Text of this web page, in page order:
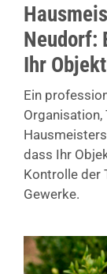
Neudorf:
Ihr Objekt
Ein
Organisation,
dass Ihr
Kontrolle der
Gewerke.